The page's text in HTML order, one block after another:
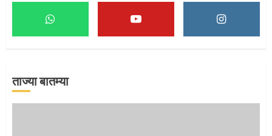
माऊलींच्या पादुकांना नीरा स्नान
ताज्या बातम्या